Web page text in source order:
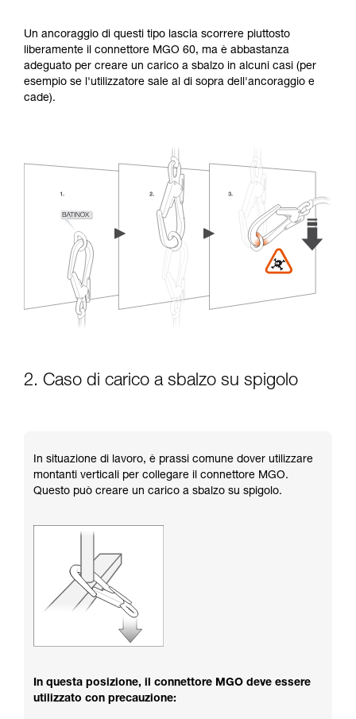
Un ancoraggio di questi tipo lascia scorrere piuttosto
liberamente il connettore MGO 60, ma è abbastanza
adeguato per creare un carico a sbalzo in alcuni casi (per
esempio se l'utilizzatore sale al di sopra dell'ancoraggio e
cade).
2. Caso di carico a sbalzo su spigolo
In situazione di lavoro, è prassi comune dover utilizzare
montanti verticali per collegare il connettore MGO.
Questo può creare un carico a sbalzo su spigolo.
In questa posizione, il connettore MGO deve essere
utilizzato con precauzione: